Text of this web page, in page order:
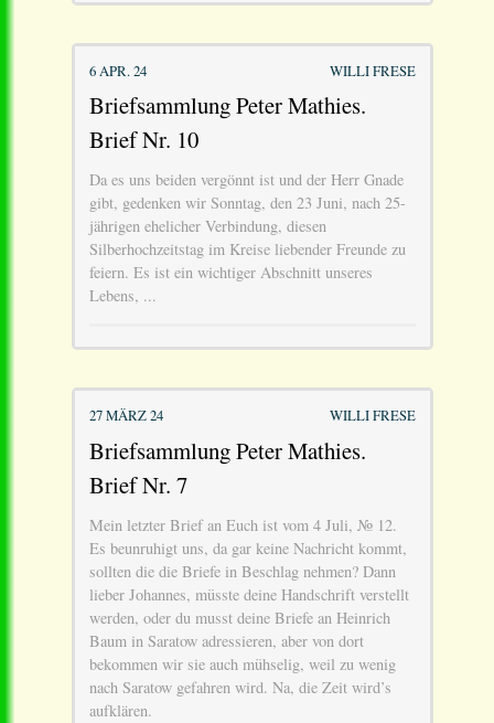
6 APR. 24 WILLI FRESE
Briefsammlung Peter Mathies.
Brief Nr. 10
Da es uns beiden vergönnt ist und der Herr Gnade
gibt, gedenken wir Sonntag, den 23 Juni, nach 25-
jährigen ehelicher Verbindung, diesen
Silberhochzeitstag im Kreise liebender Freunde zu
feiern. Es ist ein wichtiger Abschnitt unseres
Lebens, ...
27 MÄRZ 24 WILLI FRESE
Briefsammlung Peter Mathies.
Brief Nr. 7
Mein letzter Brief an Euch ist vom 4 Juli, № 12.
Es beunruhigt uns, da gar keine Nachricht kommt,
sollten die die Briefe in Beschlag nehmen? Dann
lieber Johannes, müsste deine Handschrift verstellt
werden, oder du musst deine Briefe an Heinrich
Baum in Saratow adressieren, aber von dort
bekommen wir sie auch mühselig, weil zu wenig
nach Saratow gefahren wird. Na, die Zeit wird’s
aufklären.